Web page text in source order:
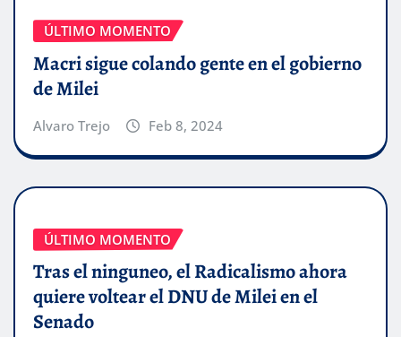
ÚLTIMO MOMENTO
Macri sigue colando gente en el gobierno
de Milei
Alvaro Trejo Feb 8, 2024
ÚLTIMO MOMENTO
Tras el ninguneo, el Radicalismo ahora
quiere voltear el DNU de Milei en el
Senado